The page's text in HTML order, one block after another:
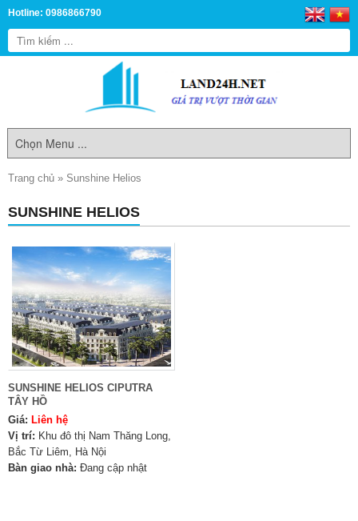
Hotline: 0986866790
Trang chủ » Sunshine Helios
SUNSHINE HELIOS
SUNSHINE HELIOS CIPUTRA
TÂY HỒ
Giá: Liên hệ
Vị trí: Khu đô thị Nam Thăng Long,
Bắc Từ Liêm, Hà Nội
Bàn giao nhà: Đang cập nhật